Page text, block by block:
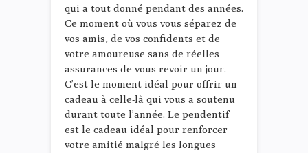
qui a tout donné pendant des années.
Ce moment où vous vous séparez de
vos amis, de vos confidents et de
votre amoureuse sans de réelles
assurances de vous revoir un jour.
C’est le moment idéal pour offrir un
cadeau à celle-là qui vous a soutenu
durant toute l’année. Le pendentif
est le cadeau idéal pour renforcer
votre amitié malgré les longues